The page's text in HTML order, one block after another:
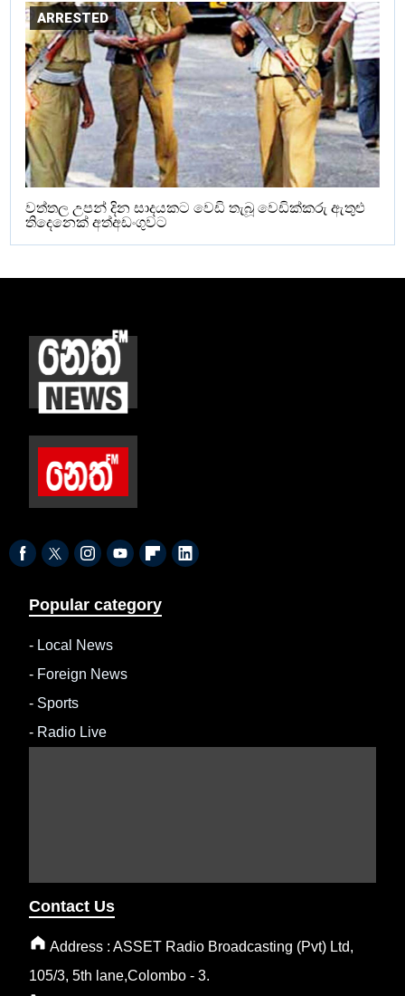
ARRESTED
වත්තල උපන් දින සාදයකට වෙඩි තැබූ වෙඩික්කරු ඇතුළු
තිදෙනෙක් අත්අඩංගුවට
Popular category
- Local News
- Foreign News
- Sports
- Radio Live
Contact Us
Address : ASSET Radio Broadcasting (Pvt) Ltd,
105/3, 5th lane,Colombo - 3.